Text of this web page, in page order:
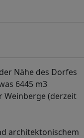
Nähe des Dorfes
6445 m3
Weinberge (derzeit
architektonischem